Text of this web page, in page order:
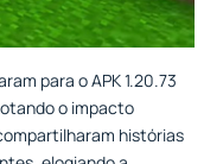
para o APK 1.20.73
o impacto
histórias